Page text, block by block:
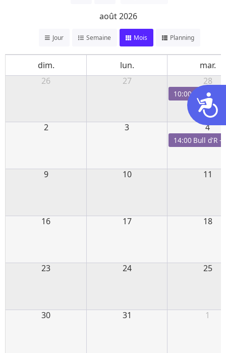
août 2026
Jour Semaine Mois Planning
dim. lun.
mar.
26
27 28
10:00
2 3 4
14:00 Bull d'R -
9 10 11
16 17 18
23 24 25
30 31 1